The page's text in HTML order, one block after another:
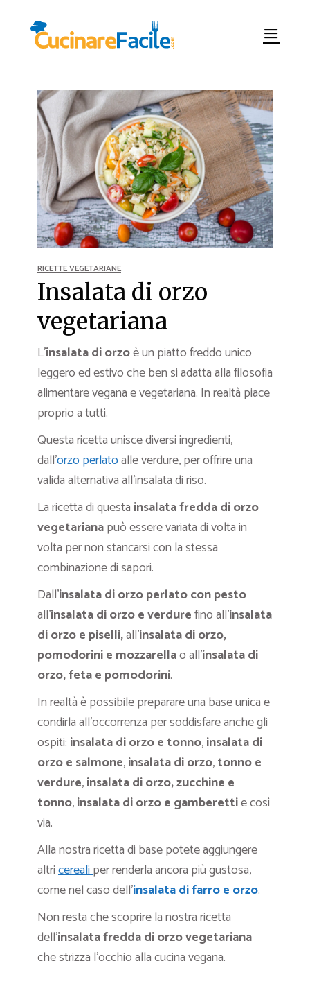
RICETTE VEGETARIANE
Insalata di orzo
vegetariana
L’insalata di orzoè un piatto freddo unico
leggero ed estivo che ben si adatta alla filosofia
alimentare vegana e vegetariana. In realtà piace
proprio a tutti.
Questa ricetta unisce diversi ingredienti,
dall’orzo perlatoalle verdure, per offrire una
valida alternativa all’insalata di riso.
La ricetta di questa insalata fredda di orzo
vegetarianapuò essere variata di volta in
volta per non stancarsi con la stessa
combinazione di sapori.
Dall’insalata di orzo perlato con pesto
all’insalata di orzo e verdurefino all’insalata
di orzo e piselli,all’insalata di orzo,
pomodorini e mozzarellao all’insalata di
orzo, feta e pomodorini.
In realtà è possibile preparare una base unica e
condirla all’occorrenza per soddisfare anche gli
ospiti: insalata di orzo e tonno,insalata di
orzo e salmone,insalata di orzo,tonno e
verdure,insalata di orzo, zucchine e
tonno,insalata di orzo e gamberettie così
via.
Alla nostra ricetta di base potete aggiungere
altricerealiper renderla ancora più gustosa,
come nel caso dell’insalata di farro e orzo.
Non resta che scoprire la nostra ricetta
dell’insalata fredda di orzo vegetariana
che strizza l’occhio alla cucina vegana.